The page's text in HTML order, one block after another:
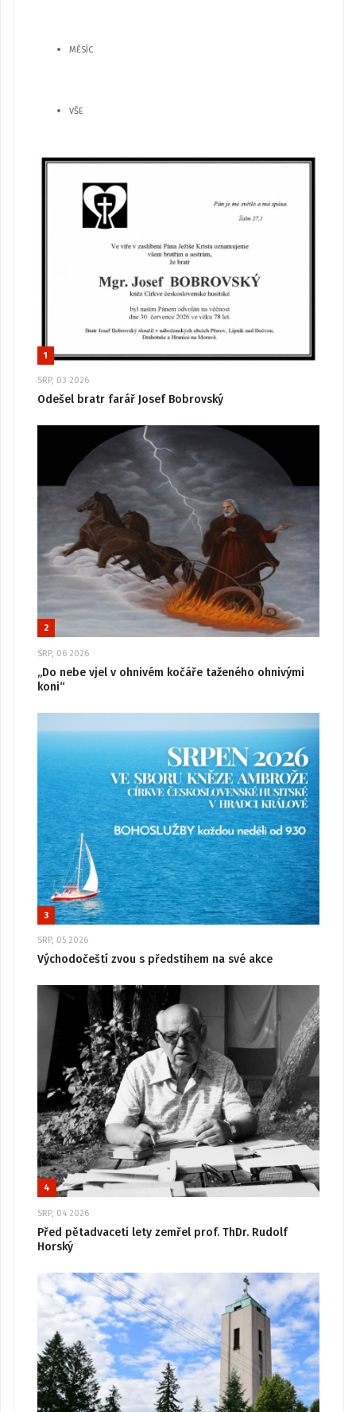
MĚSÍC
VŠE
1
SRP, 03 2026
Odešel bratr farář Josef Bobrovský
2
SRP, 06 2026
„Do nebe vjel v ohnivém kočáře taženého ohnivými
koni“
3
SRP, 05 2026
Východočeští zvou s předstihem na své akce
4
SRP, 04 2026
Před pětadvaceti lety zemřel prof. ThDr. Rudolf
Horský